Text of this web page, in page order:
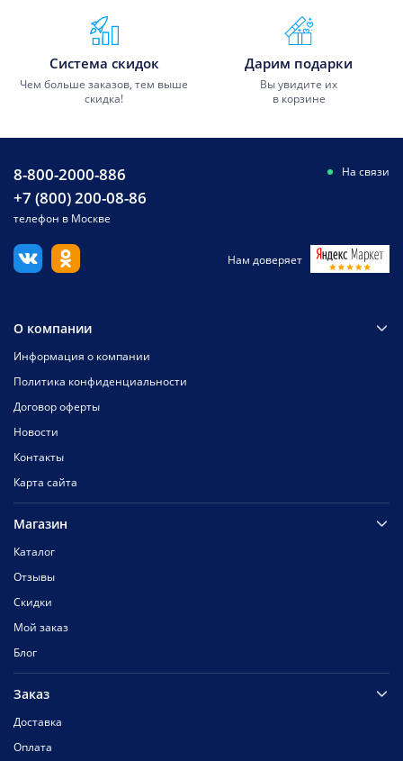
Система скидок
Чем больше заказов, тем выше
скидка!
Дарим подарки
Вы увидите их
в корзине
8-800-2000-886
+7 (800) 200-08-86
телефон в Москве
На связи
Нам доверяет
О компании
Информация о компании
Политика конфиденциальности
Договор оферты
Новости
Контакты
Карта сайта
Магазин
Каталог
Отзывы
Скидки
Мой заказ
Блог
Заказ
Доставка
Оплата